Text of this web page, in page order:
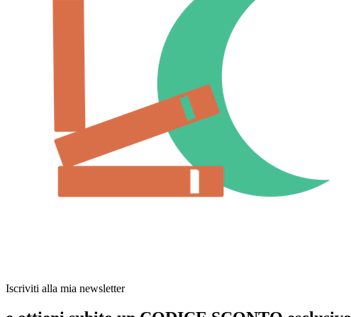
Iscriviti alla mia newsletter